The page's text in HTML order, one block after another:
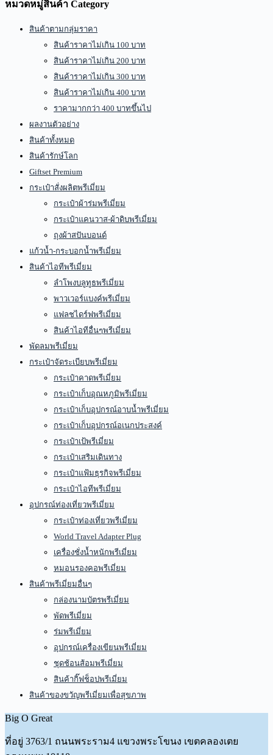
หมวดหมู่สินค้า Category
สินค้าตามกลุ่มราคา
สินค้าราคาไม่เกิน 100 บาท
สินค้าราคาไม่เกิน 200 บาท
สินค้าราคาไม่เกิน 300 บาท
สินค้าราคาไม่เกิน 400 บาท
ราคามากกว่า 400 บาทขึ้นไป
ผลงานตัวอย่าง
สินค้าทั้งหมด
สินค้ารักษ์โลก
Giftset Premium
กระเป๋าสั่งผลิตพรีเมี่ยม
กระเป๋าผ้าร่มพรีเมี่ยม
กระเป๋าแคนวาส-ผ้าดิบพรีเมี่ยม
ถุงผ้าสปันบอนด์
แก้วน้ำ-กระบอกน้ำพรีเมี่ยม
สินค้าไอทีพรีเมี่ยม
ลำโพงบลูทูธพรีเมี่ยม
พาวเวอร์แบงค์พรีเมี่ยม
แฟลชไดร์ฟพรีเมี่ยม
สินค้าไอทีอื่นๆพรีเมี่ยม
พัดลมพรีเมี่ยม
กระเป๋าจัดระเบียบพรีเมี่ยม
กระเป๋าคาดพรีเมี่ยม
กระเป๋าเก็บอุณหภูมิพรีเมี่ยม
กระเป๋าเก็บอุปกรณ์อาบน้ำพรีเมี่ยม
กระเป๋าเก็บอุปกรณ์อเนกประสงค์
กระเป๋าเป้พรีเมี่ยม
กระเป๋าเสริมเดินทาง
กระเป๋าแฟ้มธุรกิจพรีเมี่ยม
กระเป๋าไอทีพรีเมี่ยม
อุปกรณ์ท่องเที่ยวพรีเมี่ยม
กระเป๋าท่องเที่ยวพรีเมี่ยม
World Travel Adapter Plug
เครื่องชั่งน้ำหนักพรีเมี่ยม
หมอนรองคอพรีเมี่ยม
สินค้าพรีเมี่ยมอื่นๆ
กล่องนามบัตรพรีเมี่ยม
พัดพรีเมี่ยม
ร่มพรีเมี่ยม
อุปกรณ์เครื่องเขียนพรีเมี่ยม
ชุดช้อนส้อมพรีเมี่ยม
สินค้ากิ๊ฟช็อปพรีเมี่ยม
สินค้าของขวัญพรีเมี่ยมเพื่อสุขภาพ
Big O Great
ที่อยู่ 3763/1 ถนนพระราม4 แขวงพระโขนง เขตคลองเตย